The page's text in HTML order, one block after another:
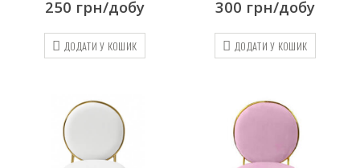
250 грн/добу
ДОДАТИ У КОШИК
300 грн/добу
ДОДАТИ У КОШИК